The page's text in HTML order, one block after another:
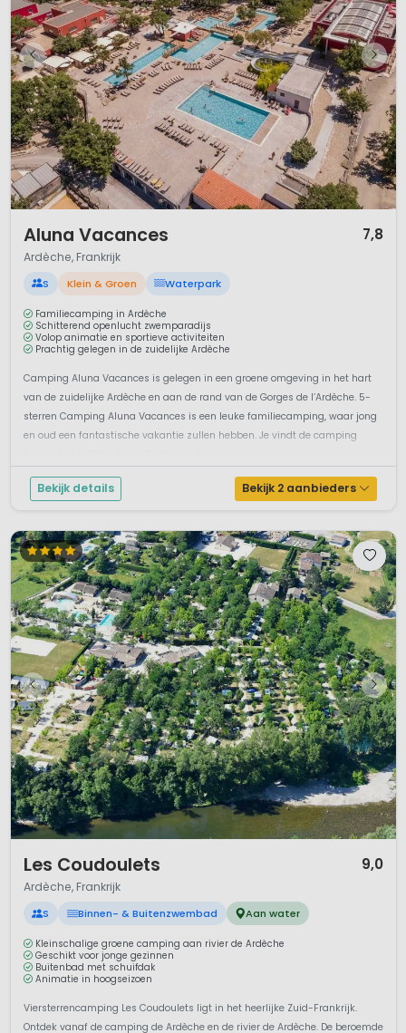
Aluna Vacances 7,8
Ardèche, Frankrijk
S Klein & Groen Waterpark
Familiecamping in Ardèche
Schitterend openlucht zwemparadijs
Volop animatie en sportieve activiteiten
Prachtig gelegen in de zuidelijke Ardèche
Camping Aluna Vacances is gelegen in een groene omgeving in het hart
van de zuidelijke Ardèche en aan de rand van de Gorges de l’Ardèche. 5-
sterren Camping Aluna Vacances is een leuke familiecamping, waar jong
en oud een fantastische vakantie zullen hebben. Je vindt de camping
Bekijk details Bekijk 2 aanbieders
Les Coudoulets 9,0
Ardèche, Frankrijk
S Binnen- & Buitenzwembad Aan water
Kleinschalige groene camping aan rivier de Ardèche
Geschikt voor jonge gezinnen
Buitenbad met schuifdak
Animatie in hoogseizoen
Viersterrencamping Les Coudoulets ligt in het heerlijke Zuid-Frankrijk.
Ontdek vanaf de camping de Ardèche en de rivier de Ardèche. De beroemde